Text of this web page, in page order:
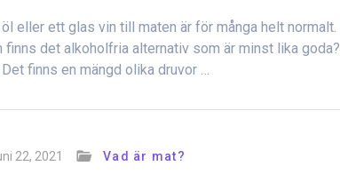
eller ett glas vin till maten är för många helt
finns det alkoholfria alternativ som är minst lika
finns en mängd olika druvor …
22, 2021 Vad är mat?